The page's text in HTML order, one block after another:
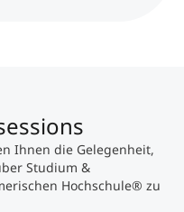
Finder
Ihnen die Gelegenheit,
Studium &
Hochschule® zu